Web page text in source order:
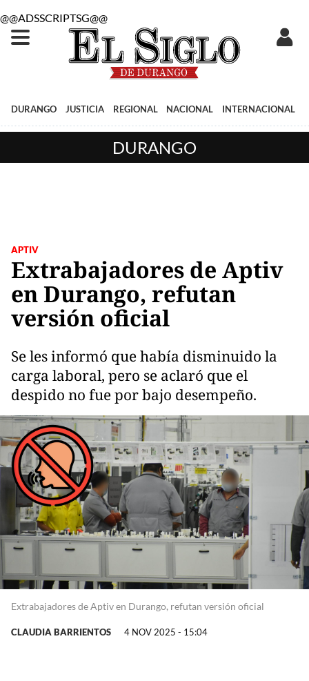
@@ADSSCRIPTSG@@
DURANGO JUSTICIA REGIONAL NACIONAL INTERNACIONAL
DURANGO
APTIV
Extrabajadores de Aptiv
en Durango, refutan
versión oficial
Se les informó que había disminuido la
carga laboral, pero se aclaró que el
despido no fue por bajo desempeño.
Extrabajadores de Aptiv en Durango, refutan versión oficial
CLAUDIA BARRIENTOS 4 NOV 2025 - 15:04